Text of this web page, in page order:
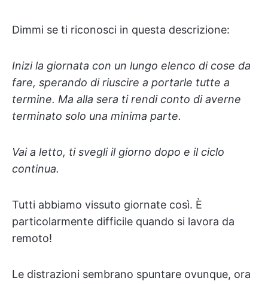
Dimmi se ti riconosci in questa descrizione:
Inizi la giornata con un lungo elenco di cose da
fare, sperando di riuscire a portarle tutte a
termine. Ma alla sera ti rendi conto di averne
terminato solo una minima parte.
Vai a letto, ti svegli il giorno dopo e il ciclo
continua.
Tutti abbiamo vissuto giornate così. È
particolarmente difficile quando si lavora da
remoto!
Le distrazioni sembrano spuntare ovunque, ora